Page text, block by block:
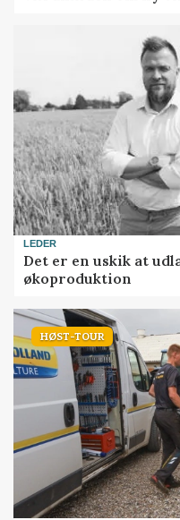
LEDER
Det er en uskik at
økoproduktion
HØST-TOUR